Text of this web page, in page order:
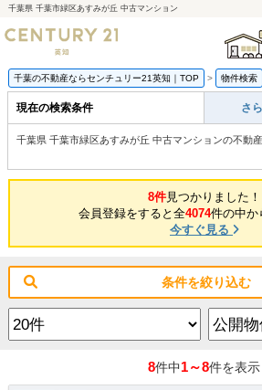
千葉県 千葉市緑区あすみが丘 中古マンション
千葉店
千葉の不動産ならセンチュリー21英知｜TOP 物件検索
現在の検索条件 さ
千葉県 千葉市緑区あすみが丘 中古マンションの不動
8件見つかりました！
会員登録をすると全4074件の中か
今すぐ見る
条件を絞り込む
8件中1～8件を表示